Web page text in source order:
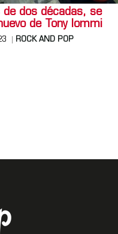
de dos décadas, se
de Tony Iommi
ROCK AND POP